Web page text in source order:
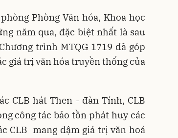
Phòng Văn hóa, Khoa học
năm qua, đặc biệt nhất là sau
trình MTQG 1719 đã góp
giá trị văn hóa truyền thống của
CLB hát Then - đàn Tính, CLB
công tác bảo tồn phát huy các
CLB mang đậm giá trị văn hoá